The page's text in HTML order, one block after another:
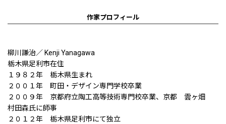
作家プロフィール
柳川謙治／ Kenji Yanagawa
栃木県足利市在住
１９８２年 栃木県生まれ
２００１年 町田・デザイン専門学校卒業
２００９年 京都府立陶工高等技術専門校卒業、京都 雲ヶ畑
村田森氏に師事
２０１２年 栃木県足利市にて独立